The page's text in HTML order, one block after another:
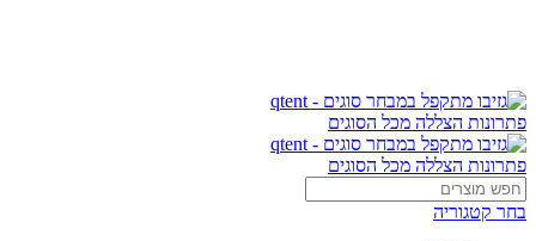
בחר קטגוריה